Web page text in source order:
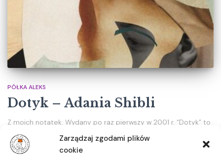
Zarządzaj zgodami plików
cookie
PÓŁKA ALEKS
Dotyk – Adania Shibli
Z moich notatek: Wydany po raz pierwszy w 2001 r. “Dotyk” to
druga przełożona z arabskiego powieść Adanii Shiblii. Jednak
nominowany do Międzynarodowego Bookera “Drobny
szczegół”, który czytałam parę miesięcy temu podobał mi się